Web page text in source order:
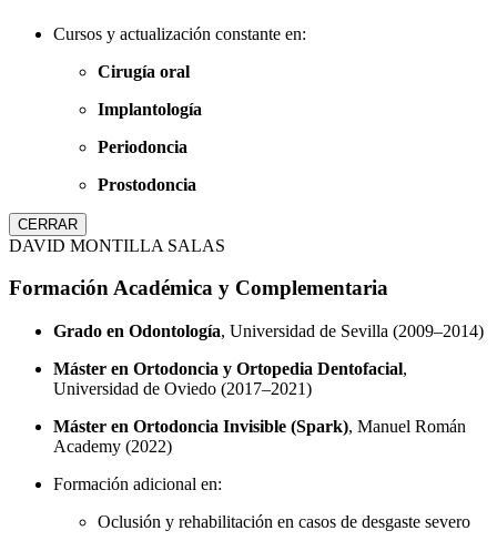
Cursos y actualización constante en:
Cirugía oral
Implantología
Periodoncia
Prostodoncia
CERRAR
DAVID MONTILLA SALAS
Formación Académica y Complementaria
Grado en Odontología, Universidad de Sevilla (2009–2014)
Máster en Ortodoncia y Ortopedia Dentofacial,
Universidad de Oviedo (2017–2021)
Máster en Ortodoncia Invisible (Spark), Manuel Román
Academy (2022)
Formación adicional en:
Oclusión y rehabilitación en casos de desgaste severo